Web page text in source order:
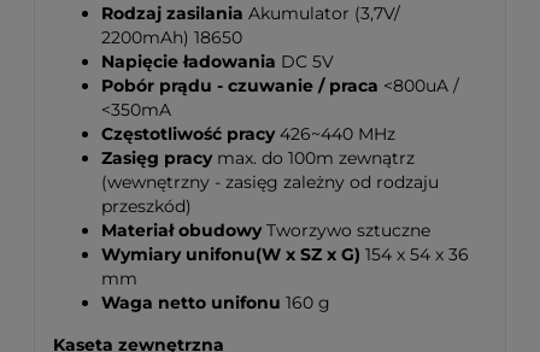
Rodzaj zasilania Akumulator (3,7V/
2200mAh) 18650
Napięcie ładowania DC 5V
Pobór prądu - czuwanie / praca <800uA /
<350mA
Częstotliwość pracy426~440 MHz
Zasięg pracy max. do 100m zewnątrz
(wewnętrzny - zasięg zależny od rodzaju
przeszkód)
Materiał obudowyTworzywo sztuczne
Wymiary unifonu(W x SZ x G) 154 x 54 x 36
mm
Waga netto unifonu 160 g
Kaseta zewnętrzna